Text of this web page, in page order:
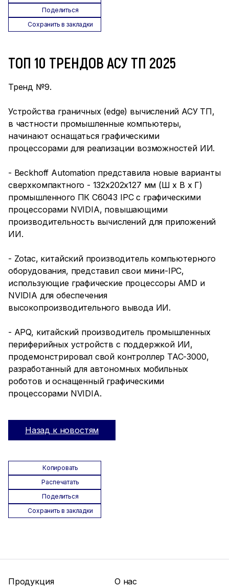
Поделиться
Сохранить в закладки
ТОП 10 ТРЕНДОВ АСУ ТП 2025
Тренд №9.
Устройства граничных (edge) вычислений АСУ ТП,
в частности промышленные компьютеры,
начинают оснащаться графическими
процессорами для реализации возможностей ИИ.
- Beckhoff Automation представила новые варианты
сверхкомпактного - 132x202x127 мм (Ш x В x Г)
промышленного ПК C6043 IPC с графическими
процессорами NVIDIA, повышающими
производительность вычислений для приложений
ИИ.
- Zotac, китайский производитель компьютерного
оборудования, представил свои мини-IPC,
использующие графические процессоры AMD и
NVIDIA для обеспечения
высокопроизводительного вывода ИИ.
- APQ, китайский производитель промышленных
периферийных устройств с поддержкой ИИ,
продемонстрировал свой контроллер TAC-3000,
разработанный для автономных мобильных
роботов и оснащенный графическими
процессорами NVIDIA.
Назад к новостям
Копировать
Распечатать
Поделиться
Сохранить в закладки
Продукция О нас